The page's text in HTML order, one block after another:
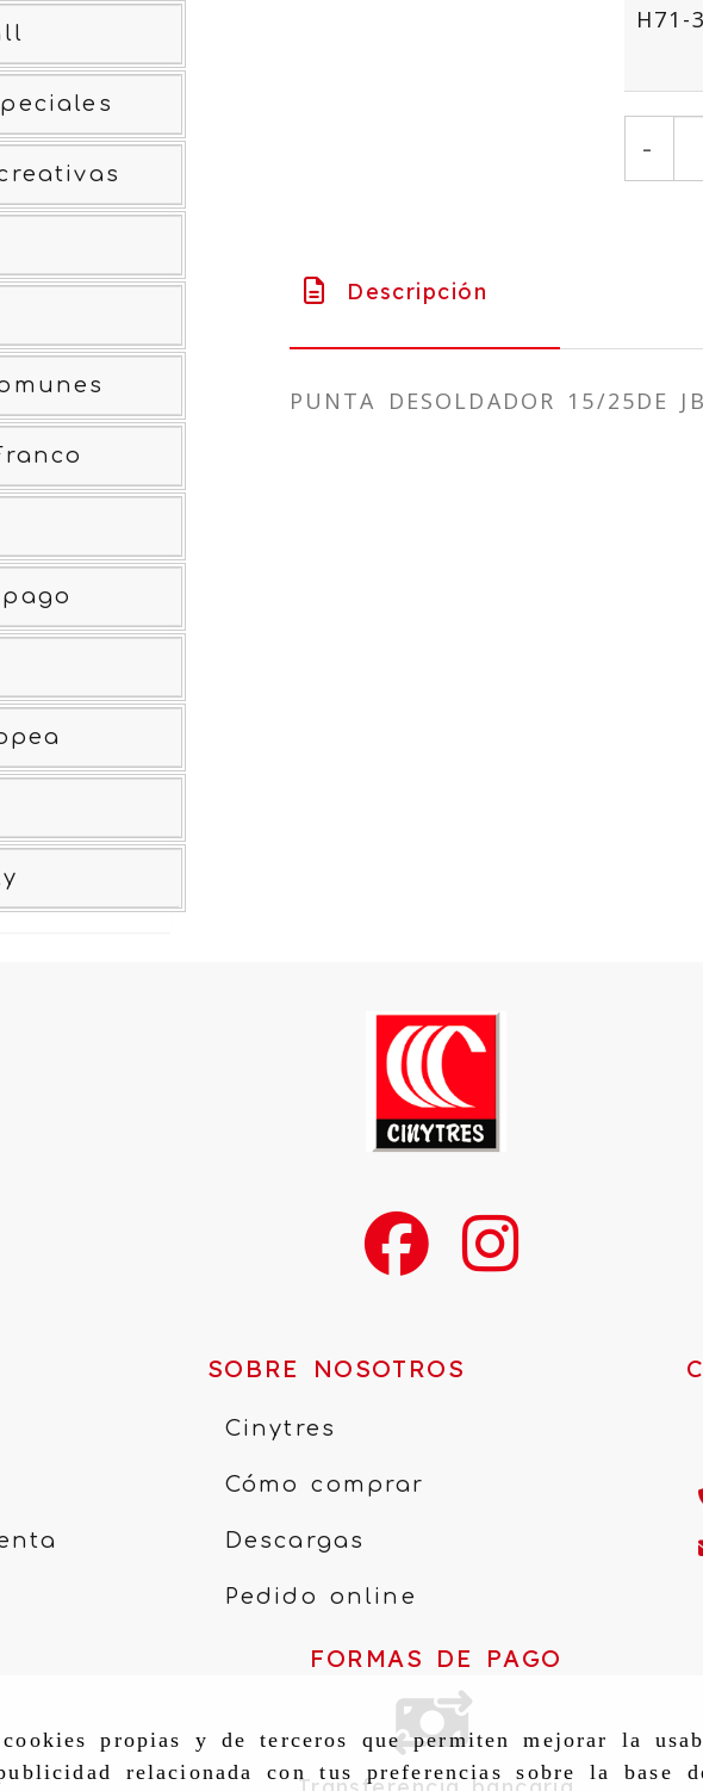
propias y de terceros que permiten mejorar la
relacionada con tus preferencias sobre la base
H71-
-
Descripción
PUNTA DESOLDADOR 15/25DE
SOBRE NOSOTROS
Cinytres
Cómo comprar
Descargas
Pedido online
FORMAS DE PAGO